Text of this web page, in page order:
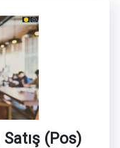
Satış (Pos)